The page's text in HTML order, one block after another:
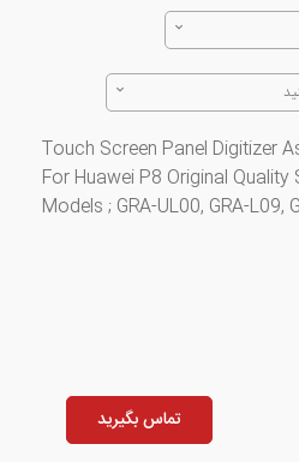
Touch Screen Panel Digitizer
For Huawei P8 Original
Models ; GRA-UL00, GRA-L09,
تماس بگیرید